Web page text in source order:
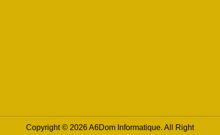
Copyright © 2026 A6Dom Informatique. All Right